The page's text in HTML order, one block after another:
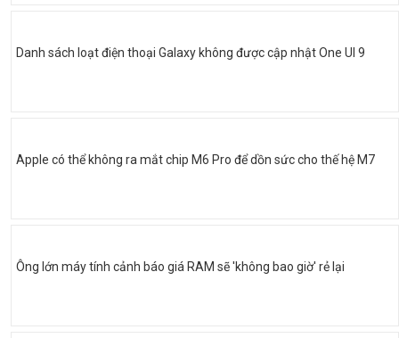
Danh sách loạt điện thoại Galaxy không được cập nhật One UI 9
Apple có thể không ra mắt chip M6 Pro để dồn sức cho thế hệ M7
Ông lớn máy tính cảnh báo giá RAM sẽ 'không bao giờ' rẻ lại